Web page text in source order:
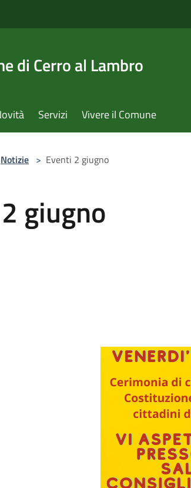
di Cerro al Lambro
Servizi Vivere il Comune
Notizie > Eventi 2 giugno
giugno